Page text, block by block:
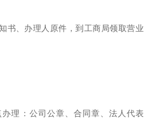
书、办理人原件，到工商局领取营业
理：公司公章、合同章、法人代表